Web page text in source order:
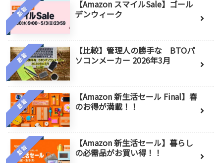
新着
【Amazon スマイルSale】ゴール
デンウィーク
新着
【比較】管理人の勝手な BTOパ
ソコンメーカー 2026年3月
新着
【Amazon 新生活セール Final】春
のお得が満載！！
新着
【Amazon 新生活セール】暮らし
の必需品がお買い得！！